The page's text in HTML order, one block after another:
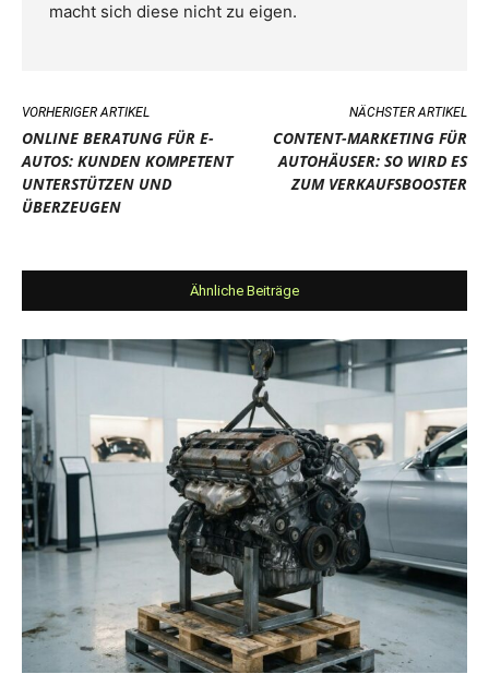
macht sich diese nicht zu eigen.
VORHERIGER ARTIKEL
ONLINE BERATUNG FÜR E-
AUTOS: KUNDEN KOMPETENT
UNTERSTÜTZEN UND
ÜBERZEUGEN
NÄCHSTER ARTIKEL
CONTENT-MARKETING FÜR
AUTOHÄUSER: SO WIRD ES
ZUM VERKAUFSBOOSTER
Ähnliche Beiträge